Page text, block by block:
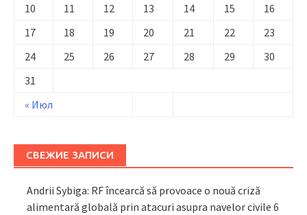
« Июл
10
11 12 13 14 15
16
17
18 19 20 21 22
23
24
25 26 27 28 29
30
31
СВЕЖИЕ ЗАПИСИ
Andrii Sybiga: RF încearcă să provoace o nouă criză
alimentară globală prin atacuri asupra navelor civile 6